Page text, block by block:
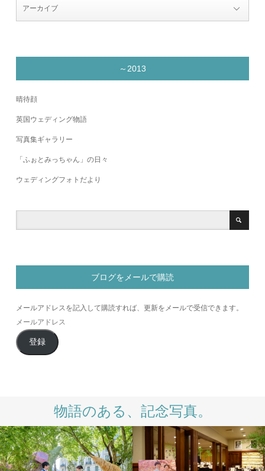
～2013
晴待顔
英国ウェディング物語
写真集ギャラリー
「ふぉとみっちゃん」の日々
ウェディングフォトだより
ブログをメールで購読
メールアドレスを記入して購読すれば、更新をメールで受信できます。
メ
ー
ル
登録
物語のある、記念写真。